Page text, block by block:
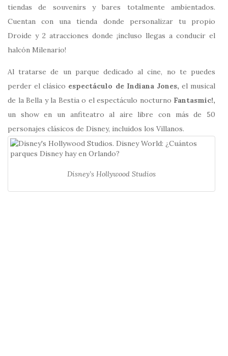
tiendas de souvenirs y bares totalmente ambientados.
Cuentan con una tienda donde personalizar tu propio
Droide y 2 atracciones donde ¡incluso llegas a conducir el
halcón Milenario!
Al tratarse de un parque dedicado al cine, no te puedes
perder el clásico espectáculo de Indiana Jones, el musical
de la Bella y la Bestia o el espectáculo nocturno Fantasmic!,
un show en un anfiteatro al aire libre con más de 50
personajes clásicos de Disney, incluidos los Villanos.
Disney’s Hollywood Studios